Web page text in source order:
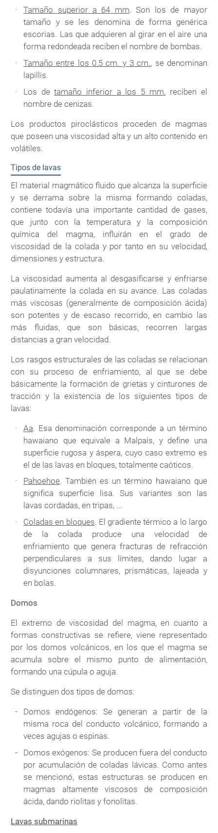
Tamaño superior a 64 mm. Son los de mayor
tamaño y se les denomina de forma genérica
escorias. Las que adquieren al girar en el aire una
forma redondeada reciben el nombre de bombas.
Tamaño entre los 0.5 cm. y 3 cm., se denominan
lapillis.
Los detamaño inferior a los 5 mm. reciben el
nombre de cenizas.
Los productos piroclásticos proceden de magmas
que poseen una viscosidad alta y un alto contenido en
volátiles.
Tipos de lavas
El material magmático fluido que alcanza la superficie
y se derrama sobre la misma formando coladas,
contiene todavía una importante cantidad de gases,
que junto con la temperatura y la composición
química del magma, influirán en el grado de
viscosidad de la colada y por tanto en su velocidad,
dimensiones y estructura.
La viscosidad aumenta al desgasificarse y enfriarse
paulatinamente la colada en su avance. Las coladas
más viscosas (generalmente de composición ácida)
son potentes y de escaso recorrido, en cambio las
más fluidas, que son básicas, recorren largas
distancias a gran velocidad.
Los rasgos estructurales de las coladas se relacionan
con su proceso de enfriamiento, al que se debe
básicamente la formación de grietas y cinturones de
tracción y la existencia de los siguientes tipos de
lavas:
Aa. Esa denominación corresponde a un término
hawaiano que equivale a Malpaís, y define una
superficie rugosa y áspera, cuyo caso extremo es
el de las lavas en bloques, totalmente caóticos.
Pahoehoe. También es un término hawaiano que
significa superficie lisa. Sus variantes son las
lavas cordadas, en tripas, ...
Coladas en bloques. El gradiente térmico a lo largo
de la colada produce una velocidad de
enfriamiento que genera fracturas de refracción
perpendiculares a sus límites, dando lugar a
disyunciones columnares, prismáticas, lajeada y
en bolas.
Domos
El extremo de viscosidad del magma, en cuanto a
formas constructivas se refiere, viene representado
por los domos volcánicos, en los que el magma se
acumula sobre el mismo punto de alimentación,
formando una cúpula o aguja.
Se distinguen dos tipos de domos:
Domos endógenos: Se generan a partir de la
misma roca del conducto volcánico, formando a
veces agujas o espinas.
Domos exógenos: Se producen fuera del conducto
por acumulación de coladas lávicas. Como antes
se mencionó, estas estructuras se producen en
magmas altamente viscosos de composición
ácida, dando riolitas y fonolitas.
Lavas submarinas